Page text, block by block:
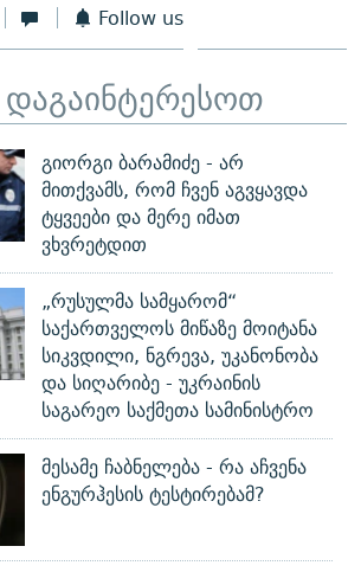
Follow us
გიორგი ბარამიძე - არ
მითქვამს, რომ ჩვენ აგვყავდა
ტყვეები და მერე იმათ
ვხვრეტდით
„რუსულმა სამყარომ“
საქართველოს მიწაზე მოიტანა
სიკვდილი, ნგრევა, უკანონობა
და სიღარიბე - უკრაინის
საგარეო საქმეთა სამინისტრო
მესამე ჩაბნელება - რა აჩვენა
ენგურჰესის ტესტირებამ?